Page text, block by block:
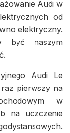
Audi w
od
elektryczny.
być naszym
Audi Le
raz pierwszy na
w
na uczczenie